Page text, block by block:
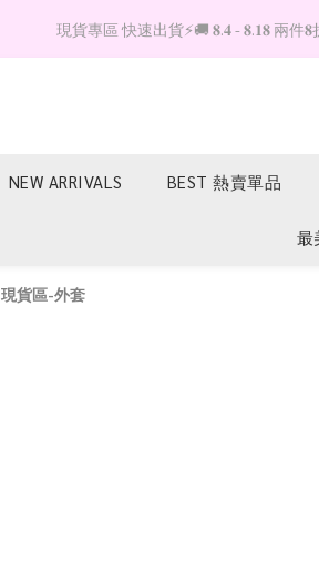
現貨專區 快速出貨⚡️🚚 𝟖.𝟒 - 𝟖.𝟏𝟖 兩件
NEW ARRIVALS BEST 熱賣單品
最
現貨區-外套